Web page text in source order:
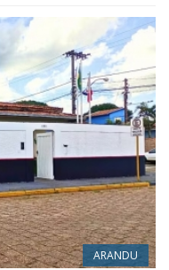
ARANDU